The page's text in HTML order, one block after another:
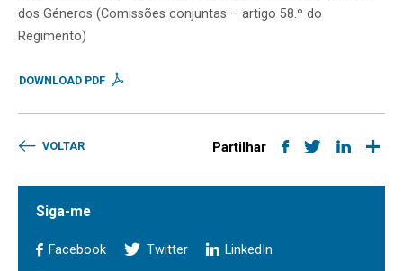
dos Géneros (Comissões conjuntas – artigo 58.º do
Regimento)
DOWNLOAD PDF
VOLTAR Partilhar
Siga-me
Facebook Twitter LinkedIn